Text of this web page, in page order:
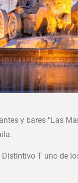
y bares “Las
T uno de